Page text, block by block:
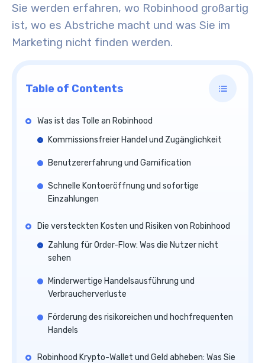
Sie werden erfahren, wo Robinhood großartig
ist, wo es Abstriche macht und was Sie im
Marketing nicht finden werden.
Table of Contents
Was ist das Tolle an Robinhood
Kommissionsfreier Handel und Zugänglichkeit
Benutzererfahrung und Gamification
Schnelle Kontoeröffnung und sofortige
Einzahlungen
Die versteckten Kosten und Risiken von Robinhood
Zahlung für Order-Flow: Was die Nutzer nicht
sehen
Minderwertige Handelsausführung und
Verbraucherverluste
Förderung des risikoreichen und hochfrequenten
Handels
Robinhood Krypto-Wallet und Geld abheben: Was Sie